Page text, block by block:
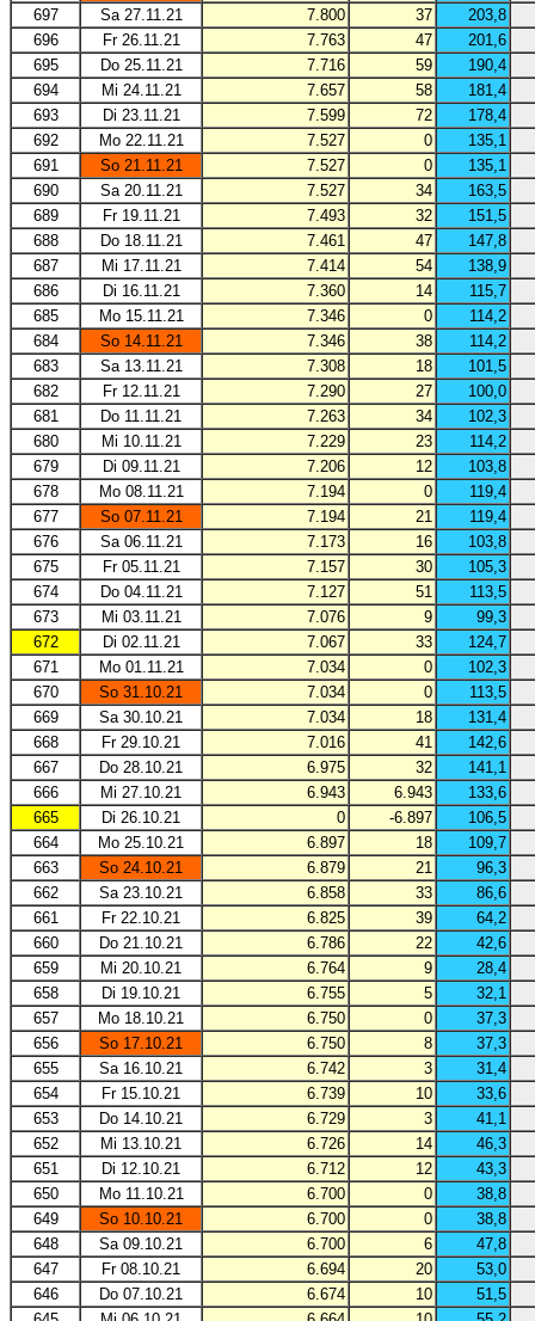
697
Sa 27.11.21 7.800 37
203,8
696
Fr 26.11.21 7.763 47
201,6
695
Do 25.11.21 7.716 59
190,4
694
Mi 24.11.21 7.657 58
181,4
693
Di 23.11.21 7.599 72
178,4
692
Mo 22.11.21 7.527 0
135,1
691
So 21.11.21 7.527 0
135,1
690
Sa 20.11.21 7.527 34
163,5
689
Fr 19.11.21 7.493 32
151,5
688
Do 18.11.21 7.461 47
147,8
687
Mi 17.11.21 7.414 54
138,9
686
Di 16.11.21 7.360 14
115,7
685
Mo 15.11.21 7.346 0
114,2
684
So 14.11.21 7.346 38
114,2
683
Sa 13.11.21 7.308 18
101,5
682
Fr 12.11.21 7.290 27
100,0
681
Do 11.11.21 7.263 34
102,3
680
Mi 10.11.21 7.229 23
114,2
679
Di 09.11.21 7.206 12
103,8
678
Mo 08.11.21 7.194 0
119,4
677
So 07.11.21 7.194 21
119,4
676
Sa 06.11.21 7.173 16
103,8
675
Fr 05.11.21 7.157 30
105,3
674
Do 04.11.21 7.127 51
113,5
673
Mi 03.11.21 7.076 9
99,3
672
Di 02.11.21 7.067 33
124,7
671
Mo 01.11.21 7.034 0
102,3
670
So 31.10.21 7.034 0
113,5
669
Sa 30.10.21 7.034 18
131,4
668
Fr 29.10.21 7.016 41
142,6
667
Do 28.10.21 6.975 32
141,1
666
Mi 27.10.21 6.943 6.943
133,6
665
Di 26.10.21 0 -6.897
106,5
664
Mo 25.10.21 6.897 18
109,7
663
So 24.10.21 6.879 21
96,3
662
Sa 23.10.21 6.858 33
86,6
661
Fr 22.10.21 6.825 39
64,2
660
Do 21.10.21 6.786 22
42,6
659
Mi 20.10.21 6.764 9
28,4
658
Di 19.10.21 6.755 5
32,1
657
Mo 18.10.21 6.750 0
37,3
656
So 17.10.21 6.750 8
37,3
655
Sa 16.10.21 6.742 3
31,4
654
Fr 15.10.21 6.739 10
33,6
653
Do 14.10.21 6.729 3
41,1
652
Mi 13.10.21 6.726 14
46,3
651
Di 12.10.21 6.712 12
43,3
650
Mo 11.10.21 6.700 0
38,8
649
So 10.10.21 6.700 0
38,8
648
Sa 09.10.21 6.700 6
47,8
647
Fr 08.10.21 6.694 20
53,0
646
Do 07.10.21 6.674 10
51,5